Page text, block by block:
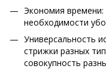
Экономия
необходимости
Универсальность
стрижки разных
совокупность